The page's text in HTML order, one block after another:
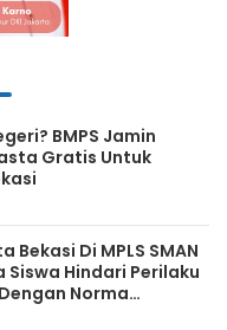
BMPS Jamin
Gratis Untuk
Bekasi Di MPLS SMAN
Siswa Hindari Perilaku
Norma